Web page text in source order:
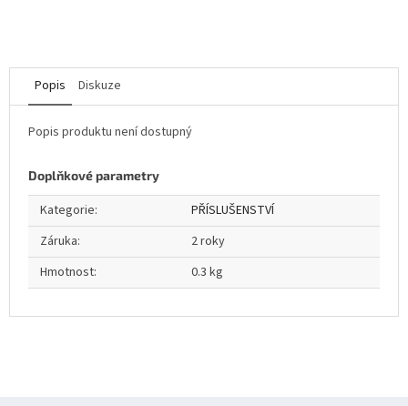
Popis Diskuze
Popis produktu není dostupný
Doplňkové parametry
Kategorie:
PŘÍSLUŠENSTVÍ
Záruka:
2 roky
Hmotnost: 0.3 kg